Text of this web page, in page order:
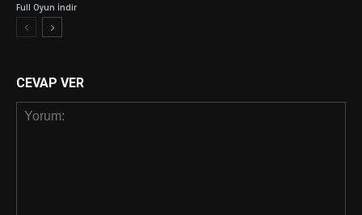
Full Oyun İndir
CEVAP VER